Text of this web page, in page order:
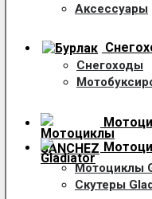
Аксессуары
Снегоходы
Мотоциклы
Скутеры